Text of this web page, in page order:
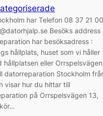
har Telefon 08 37 21 00
Besöks address
har besöksadress :
hållplats, huset som vi håller
hållplatsen eller Orrspelsvägen
datorreparation Stockholm
visar hur du hittar till
på Orrspelsvägen 13,